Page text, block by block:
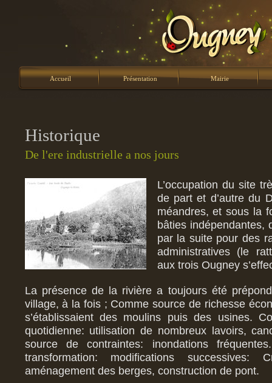
Accueil Présentation Mairie
Historique
De l'ere industrielle a nos jours
L’occupation du site
de part et d’autre du
méandres, et sous la
bâties indépendantes,
par la suite pour des
administratives (le
aux trois Ougney
La présence de la rivière a toujours été
village, à la fois ; Comme source de richesse
s’établissaient des moulins puis des usines.
quotidienne: utilisation de nombreux lavoirs,
source de contraintes: inondations
transformation: modifications successives:
aménagement des berges, construction de pont.